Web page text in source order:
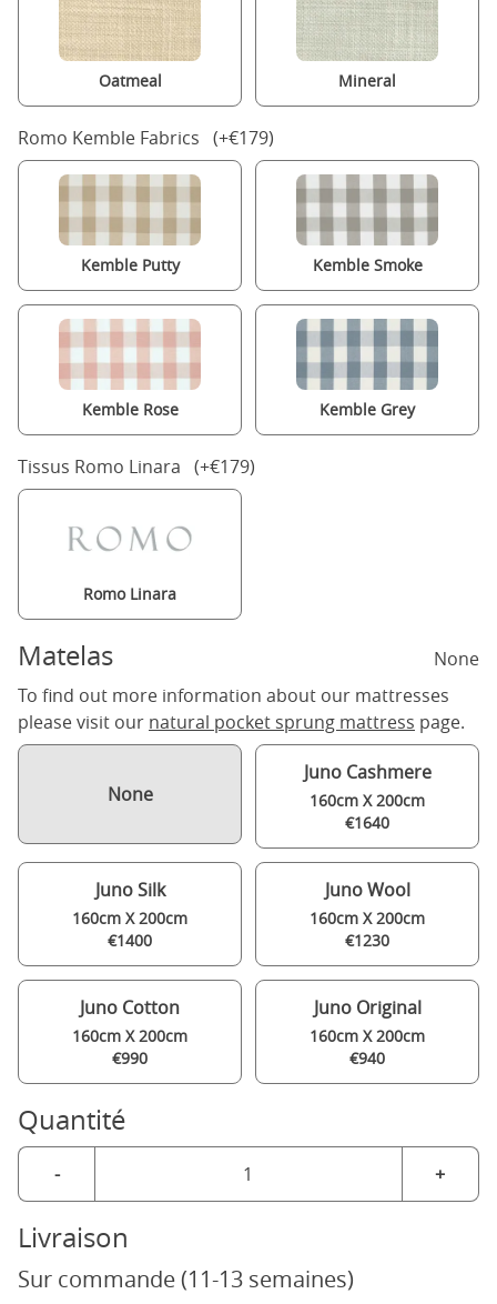
Oatmeal Mineral
Romo Kemble Fabrics (+€179)
Kemble Putty Kemble Smoke
Kemble Rose Kemble Grey
Tissus Romo Linara (+€179)
Romo Linara
Matelas
None
To find out more information about our mattresses
please visit our natural pocket sprung mattress page.
None
Juno Cashmere
160cm X 200cm
€1640
Juno Silk
160cm X 200cm
€1400
Juno Wool
160cm X 200cm
€1230
Juno Cotton
160cm X 200cm
€990
Juno Original
160cm X 200cm
€940
Quantité
- +
Livraison
Sur commande (11-13 semaines)